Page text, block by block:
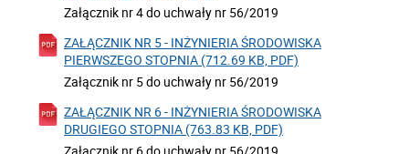
Załącznik nr 4 do uchwały nr 56/2019
ZAŁĄCZNIK NR 5 - INŻYNIERIA ŚRODOWISKA
PIERWSZEGO STOPNIA (712.69 KB, PDF)
Załącznik nr 5 do uchwały nr 56/2019
ZAŁĄCZNIK NR 6 - INŻYNIERIA ŚRODOWISKA
DRUGIEGO STOPNIA (763.83 KB, PDF)